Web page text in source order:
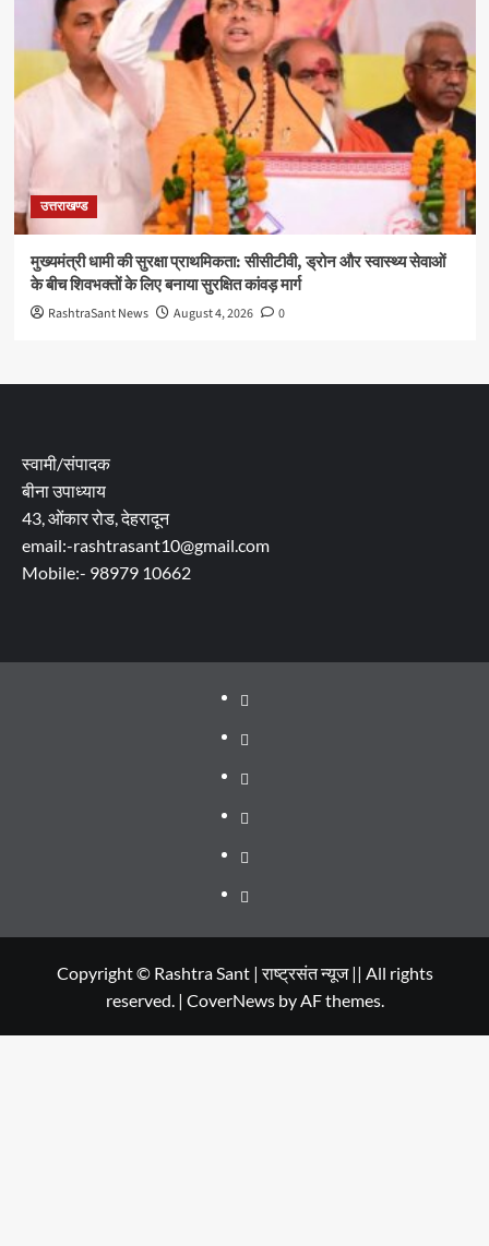
उत्तराखण्ड
मुख्यमंत्री धामी की सुरक्षा प्राथमिकता: सीसीटीवी, ड्रोन और स्वास्थ्य सेवाओं
के बीच शिवभक्तों के लिए बनाया सुरक्षित कांवड़ मार्ग
RashtraSant News August 4, 2026 0
स्वामी/संपादक
बीना उपाध्याय
43, ओंकार रोड, देहरादून
email:-rashtrasant10@gmail.com
Mobile:- 98979 10662
About
WEB
SERIES
TO
Dehradun
Smart
City
Life
in
Dehradun
Places
to
in
Dehradun
सम्पर्क
Copyright © Rashtra Sant | राष्ट्रसंत न्यूज || All rights
reserved. | CoverNewsby AF themes.